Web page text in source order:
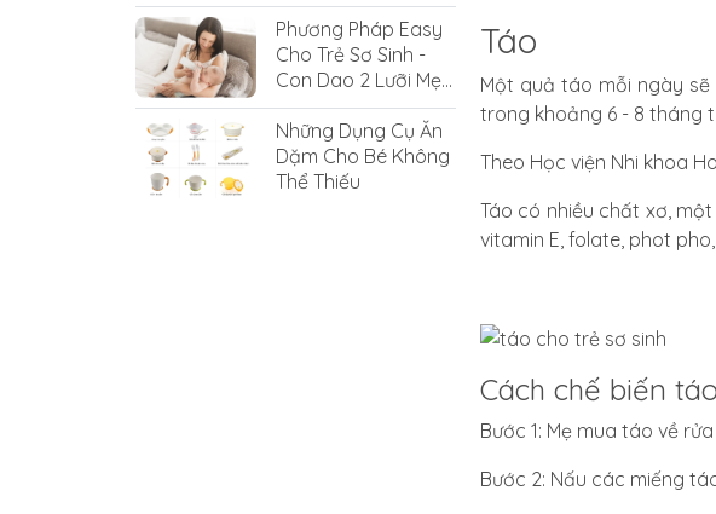
Táo
Một quả táo mỗi ngày
trong khoảng 6 - 8 tháng
Theo Học viện Nhi khoa
Táo có nhiều chất xơ,
vitamin E, folate, phot
Cách chế biến
Bước 1: Mẹ mua táo về
Bước 2: Nấu các miếng
Phương Pháp Easy
Cho Trẻ Sơ Sinh -
Con Dao 2 Lưỡi Mẹ
Cần Thay Đổi
Những Dụng Cụ Ăn
Dặm Cho Bé Không
Thể Thiếu